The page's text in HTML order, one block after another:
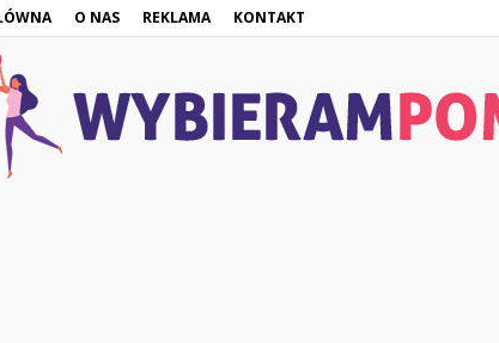
O NAS REKLAMA KONTAKT